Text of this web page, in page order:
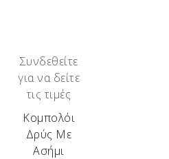
Συνδεθείτε
για να δείτε
τις τιμές
Κομπολόι
Δρύς Με
Ασήμι